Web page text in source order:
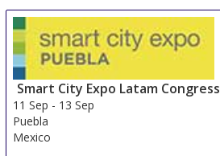
Smart City Expo Latam Congress
11 Sep - 13 Sep
Puebla
Mexico